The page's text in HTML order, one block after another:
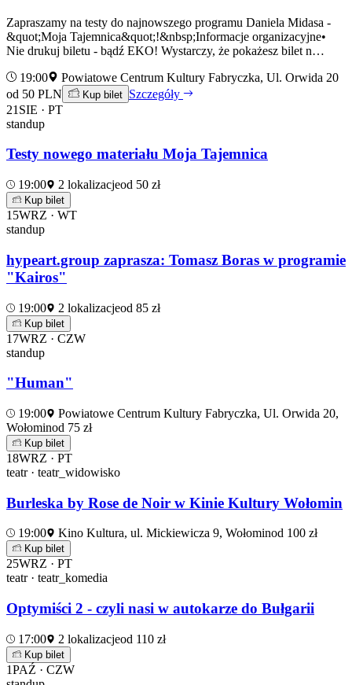
Zapraszamy na testy do najnowszego programu Daniela Midasa -
&quot;Moja Tajemnica&quot;!&nbsp;Informacje organizacyjne•
Nie drukuj biletu - bądź EKO! Wystarczy, że pokażesz bilet n…
19:00
Powiatowe Centrum Kultury Fabryczka, Ul. Orwida 20
od 50 PLN
Kup bilet Szczegóły
21 SIE · PT
standup
Testy nowego materiału Moja Tajemnica
19:00 2 lokalizacjeod 50 zł
Kup bilet
15WRZ · WT
standup
hypeart.group zaprasza: Tomasz Boras w programie
"Kairos"
19:00 2 lokalizacjeod 85 zł
Kup bilet
17WRZ · CZW
standup
"Human"
19:00
Powiatowe Centrum Kultury Fabryczka, Ul. Orwida 20,
Wołominod 75 zł
Kup bilet
18WRZ · PT
teatr · teatr_widowisko
Burleska by Rose de Noir w Kinie Kultury Wołomin
19:00 Kino Kultura, ul. Mickiewicza 9, Wołominod 100 zł
Kup bilet
25WRZ · PT
teatr · teatr_komedia
Optymiści 2 - czyli nasi w autokarze do Bułgarii
17:00 2 lokalizacjeod 110 zł
Kup bilet
1PAŹ · CZW